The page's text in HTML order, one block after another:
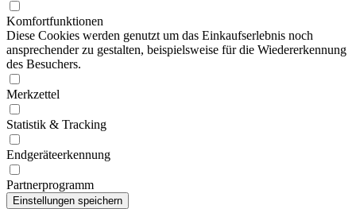
Komfortfunktionen
Diese Cookies werden genutzt um das Einkaufserlebnis noch
ansprechender zu gestalten, beispielsweise für die Wiedererkennung
des Besuchers.
Merkzettel
Statistik & Tracking
Endgeräteerkennung
Partnerprogramm